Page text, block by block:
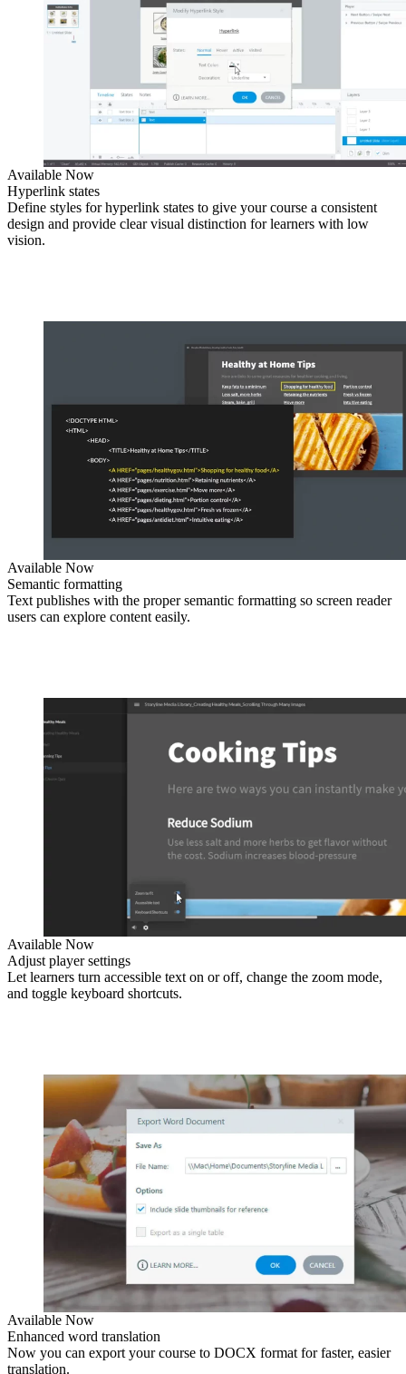
Available Now
Hyperlink states
Define styles for hyperlink states to give your course a consistent
design and provide clear visual distinction for learners with low
vision.
Available Now
Semantic formatting
Text publishes with the proper semantic formatting so screen reader
users can explore content easily.
Available Now
Adjust player settings
Let learners turn accessible text on or off, change the zoom mode,
and toggle keyboard shortcuts.
Available Now
Enhanced word translation
Now you can export your course to DOCX format for faster, easier
translation.